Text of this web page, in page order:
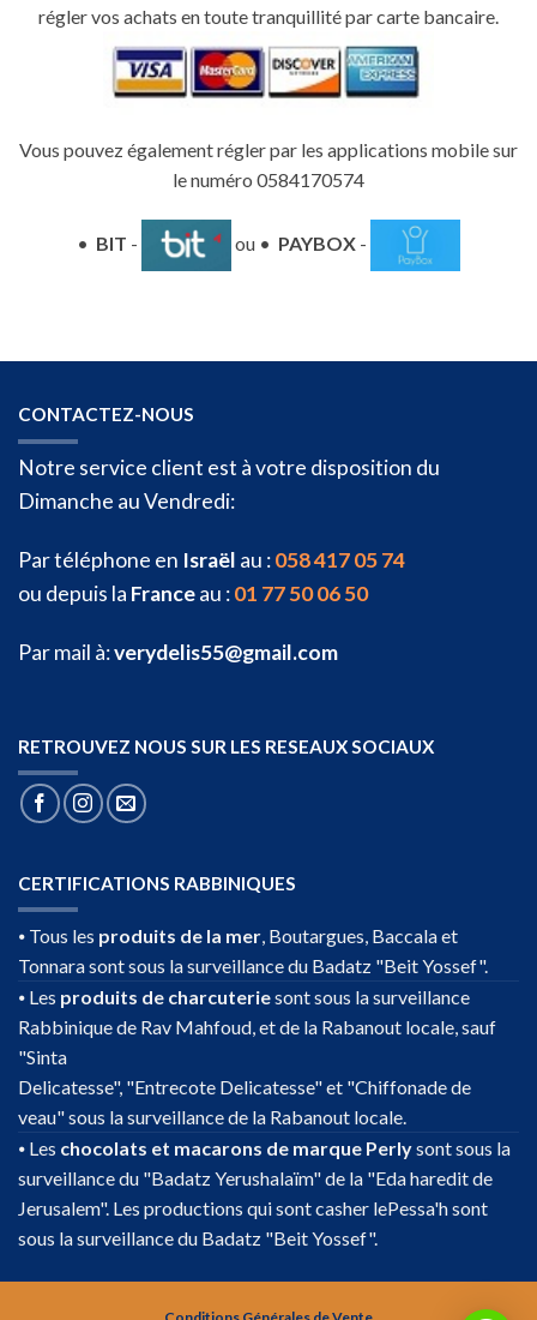
régler vos achats en toute tranquillité par carte bancaire.
Vous pouvez également régler par les applications mobile sur
le numéro 0584170574
• BIT - ou • PAYBOX -
CONTACTEZ-NOUS
Notre service client est à votre disposition du
Dimanche au Vendredi:
Par téléphone en Israël au :058 417 05 74
ou depuis la Franceau :01 77 50 06 50
Par mail à:verydelis55@gmail.com
RETROUVEZ NOUS SUR LES RESEAUX SOCIAUX
CERTIFICATIONS RABBINIQUES
⦁ Tous les produits de la mer , Boutargues, Baccala et
Tonnara sont sous la surveillance du Badatz "Beit Yossef".
⦁ Les produits de charcuteriesont sous la surveillance
Rabbinique de Rav Mahfoud, et de la Rabanout locale, sauf
"Sinta
Delicatesse", "Entrecote Delicatesse" et "Chiffonade de
veau" sous la surveillance de la Rabanout locale.
⦁ Les chocolats et macarons de marque Perlysont sous la
surveillance du "Badatz Yerushalaïm" de la "Eda haredit de
Jerusalem". Les productions qui sont casher lePessa'h sont
sous la surveillance du Badatz "Beit Yossef".